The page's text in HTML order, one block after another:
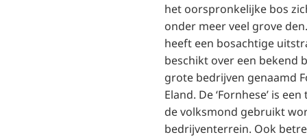
het oorspronkelijke bos
onder meer veel grove
heeft een bosachtige
beschikt over een bekend
grote bedrijven genaamd
Eland. De ‘Fornhese’ is
de volksmond gebruikt
bedrijventerrein. Ook